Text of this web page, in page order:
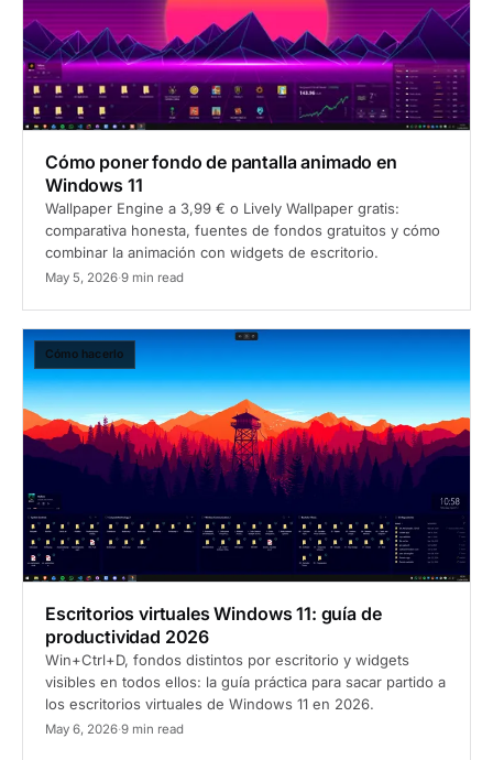
Cómo poner fondo de pantalla animado en
Windows 11
Wallpaper Engine a 3,99 € o Lively Wallpaper gratis:
comparativa honesta, fuentes de fondos gratuitos y cómo
combinar la animación con widgets de escritorio.
May 5, 2026·9 min read
Cómo hacerlo
Escritorios virtuales Windows 11: guía de
productividad 2026
Win+Ctrl+D, fondos distintos por escritorio y widgets
visibles en todos ellos: la guía práctica para sacar partido a
los escritorios virtuales de Windows 11 en 2026.
May 6, 2026·9 min read